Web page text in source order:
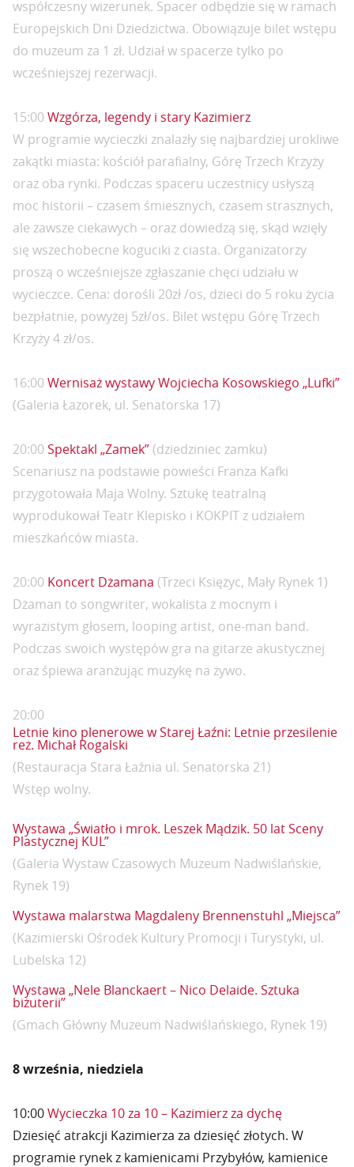
współczesny wizerunek. Spacer odbędzie się w ramach
Europejskich Dni Dziedzictwa. Obowiązuje bilet wstępu
do muzeum za 1 zł. Udział w spacerze tylko po
wcześniejszej rezerwacji.
15:00 Wzgórza, legendy i stary Kazimierz
W programie wycieczki znalazły się najbardziej urokliwe
zakątki miasta: kościół parafialny, Górę Trzech Krzyży
oraz oba rynki. Podczas spaceru uczestnicy usłyszą
moc historii – czasem śmiesznych, czasem strasznych,
ale zawsze ciekawych – oraz dowiedzą się, skąd wzięły
się wszechobecne koguciki z ciasta. Organizatorzy
proszą o wcześniejsze zgłaszanie chęci udziału w
wycieczce. Cena: dorośli 20zł /os, dzieci do 5 roku życia
bezpłatnie, powyżej 5zł/os. Bilet wstępu Górę Trzech
Krzyży 4 zł/os.
16:00 Wernisaż wystawy Wojciecha Kosowskiego „Lufki”
(Galeria Łazorek, ul. Senatorska 17)
20:00 Spektakl „Zamek” (dziedziniec zamku)
Scenariusz na podstawie powieści Franza Kafki
przygotowała Maja Wolny. Sztukę teatralną
wyprodukował Teatr Klepisko i KOKPIT z udziałem
mieszkańców miasta.
20:00 Koncert Dżamana (Trzeci Księżyc, Mały Rynek 1)
Dżaman to songwriter, wokalista z mocnym i
wyrazistym głosem, looping artist, one-man band.
Podczas swoich występów gra na gitarze akustycznej
oraz śpiewa aranżując muzykę na żywo.
20:00
Letnie kino plenerowe w Starej Łaźni: Letnie przesilenie
reż. Michał Rogalski
(Restauracja Stara Łaźnia ul. Senatorska 21)
Wstęp wolny.
Wystawa „Światło i mrok. Leszek Mądzik. 50 lat Sceny
Plastycznej KUL”
(Galeria Wystaw Czasowych Muzeum Nadwiślańskie,
Rynek 19)
Wystawa malarstwa Magdaleny Brennenstuhl „Miejsca”
(Kazimierski Ośrodek Kultury Promocji i Turystyki, ul.
Lubelska 12)
Wystawa „Nele Blanckaert – Nico Delaide. Sztuka
biżuterii”
(Gmach Główny Muzeum Nadwiślańskiego, Rynek 19)
8 września, niedziela
10:00Wycieczka 10 za 10 – Kazimierz za dychę
Dziesięć atrakcji Kazimierza za dziesięć złotych. W
programie rynek z kamienicami Przybyłów, kamienice